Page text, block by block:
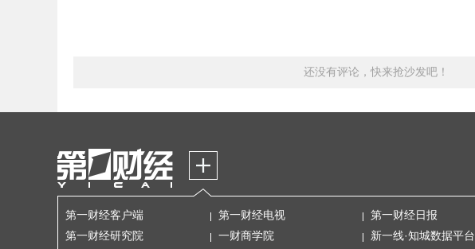
还没有评论，快来抢沙发吧！
第一财经客户端 第一财经电视 第一财经日报
第一财经研究院
一财商学院 新一线·知城数据平台